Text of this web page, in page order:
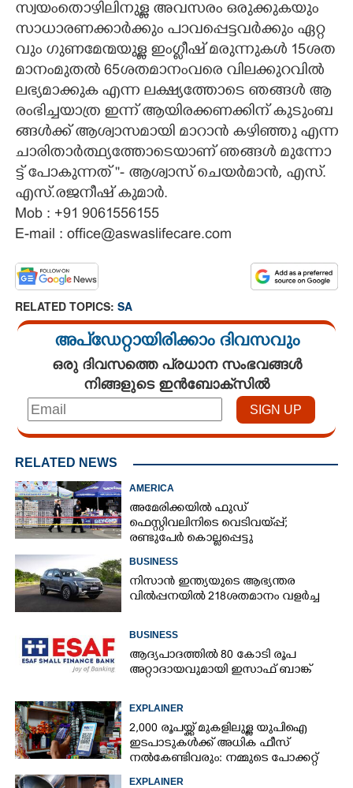
സ്വ​യം​തൊ​ഴി​ലി​നു​ള്ള​ ​അ​വ​സ​രം​ ​ഒ​രു​ക്കു​ക​യും​ ​
സാ​ധാ​ര​ണ​ക്കാ​ർ​ക്കും​ ​പാ​വ​പ്പെ​ട്ട​വ​ർ​ക്കും​ ​ഏ​റ്റ​
വും​ ​ഗു​ണ​മേ​ന്മ​യു​ള്ള​ ​ഇം​ഗ്ലീ​ഷ് ​മ​രു​ന്നു​ക​ൾ​ 15​ശ​ത​
മാ​നം​മു​ത​ൽ​ 65​ശ​ത​മാ​നം​വ​രെ​ വിലക്കുറവിൽ
ല​ഭ്യ​മാ​ക്കു​ക​ ​എ​ന്ന​ ​ല​ക്ഷ്യ​ത്തോ​ടെ​ ​ഞ​ങ്ങ​ൾ​ ​ആ​
രം​ഭി​ച്ച​യാ​ത്ര​ ഇ​ന്ന് ​ആ​യി​ര​ക്ക​ണ​ക്കി​ന് ​കു​ടും​ബ​
ങ്ങ​ൾ​ക്ക് ​ആ​ശ്വാ​സ​മാ​യി​ ​മാ​റാ​ൻ​ ​ക​ഴി​ഞ്ഞു​ ​എ​ന്ന​
​ചാ​രി​താ​ർ​ത്ഥ്യ​ത്തോ​ടെ​യാ​ണ് ​ഞ​ങ്ങ​ൾ​ ​മു​ന്നോ​
ട്ട് ​പോ​കു​ന്ന​ത് ""- ആ​ശ്വാ​സ് ​ചെ​യ​ർ​മാ​ൻ,​ ​എ​സ്.​
എ​സ്.​ര​ജ​നീ​ഷ് ​കു​മാർ.
Mob : +91 9061556155
E-mail : office@aswaslifecare.com
RELATED TOPICS: SA
അപ്ഡേറ്റായിരിക്കാം ദിവസവും
ഒരു ദിവസത്തെ പ്രധാന സംഭവങ്ങൾ
നിങ്ങളുടെ ഇൻബോക്സിൽ
RELATED NEWS
AMERICA
അമേരിക്കയിൽ ഫുഡ്
ഫെസ്റ്റിവലിനിടെ വെടിവയ്‌പ്പ്;
രണ്ടുപേർ കൊല്ലപ്പെട്ടു
BUSINESS
നിസാൻ ഇന്ത്യയുടെ ആഭ്യന്തര
വിൽപ്പനയിൽ 218ശതമാനം വളർച്ച
BUSINESS
ആദ്യപാദത്തിൽ 80 കോടി രൂപ
അറ്റാദായവുമായി ഇസാഫ് ബാങ്ക്
EXPLAINER
2,000 രൂപയ്ക്ക് മുകളിലുള്ള യുപിഐ
ഇടപാടുകൾക്ക് അധിക ഫീസ്
നൽകേണ്ടിവരും: നമ്മുടെ പോക്കറ്റ്
കീറുമോ?
EXPLAINER
Share this link
Copy Link